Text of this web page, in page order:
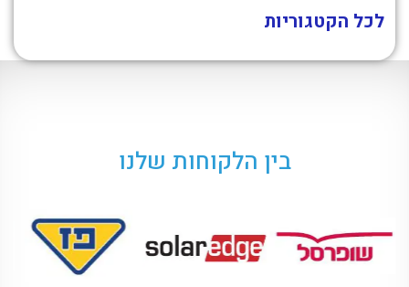
לכל הקטגוריות
בין הלקוחות שלנו